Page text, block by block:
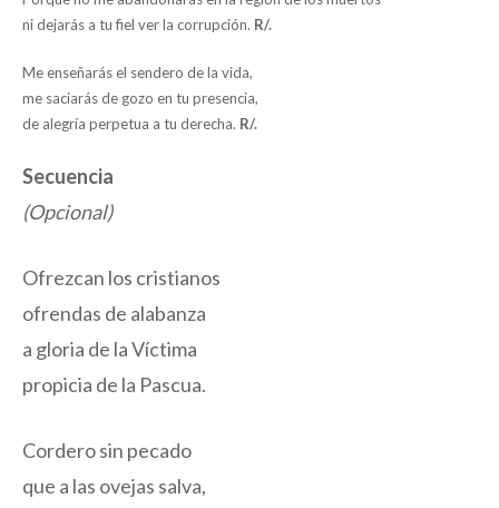
ni dejarás a tu fiel ver la corrupción. R/.
Me enseñarás el sendero de la vida,
me saciarás de gozo en tu presencia,
de alegría perpetua a tu derecha. R/.
Secuencia
(Opcional)
Ofrezcan los cristianos
ofrendas de alabanza
a gloria de la Víctima
propicia de la Pascua.
Cordero sin pecado
que a las ovejas salva,